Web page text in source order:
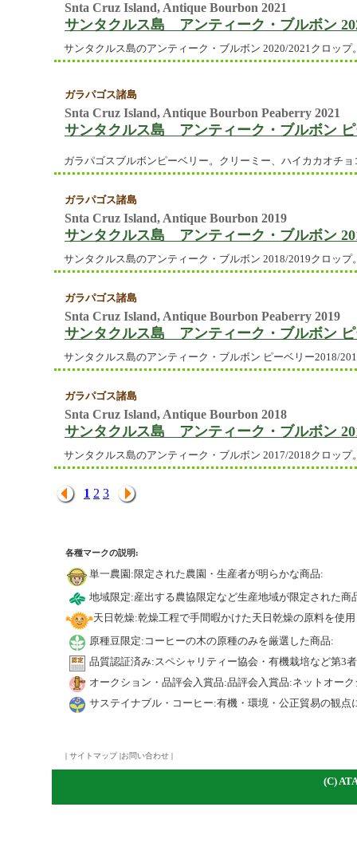
Snta Cruz Island, Antique Bourbon 2021
サンタクルス島 アンティーク・ブルボン
サンタクルス島のアンティーク・ブルボン 2020/2021クロッ
ガラパゴス諸島
Snta Cruz Island, Antique Bourbon Peaberry 2021
サンタクルス島 アンティーク・ブルボン ピ
ガラパゴスブルボンピーベリー。クリーミー、ハイカカオチ
ガラパゴス諸島
Snta Cruz Island, Antique Bourbon 2019
サンタクルス島 アンティーク・ブルボン
サンタクルス島のアンティーク・ブルボン 2018/2019クロップ
ガラパゴス諸島
Snta Cruz Island, Antique Bourbon Peaberry 2019
サンタクルス島 アンティーク・ブルボン ピ
サンタクルス島のアンティーク・ブルボン ピーベリー2018/
ガラパゴス諸島
Snta Cruz Island, Antique Bourbon 2018
サンタクルス島 アンティーク・ブルボン
サンタクルス島のアンティーク・ブルボン 2017/2018クロップ
1 2 3
各種マークの説明:
単一農園:限定された農園・生産者が明らかな商品:
地域限定:産出する農協限定など生産地域が限定された商
天日乾燥:乾燥工程で手間暇かけた天日乾燥の原料を使
原種豆限定:コーヒーの木の原種のみを厳選した商品:
品質認証済み:スペシャリティー協会・有機栽培など第3
オークション・品評会入賞品:品評会入賞品:ネットオー
サステイナブル・コーヒー:有機・環境・公正貿易の観
| サイトマップ|お問い合わせ |
(C) A